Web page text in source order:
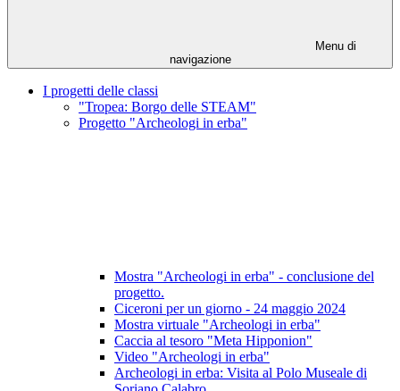
Menu di
navigazione
I progetti delle classi
"Tropea: Borgo delle STEAM"
Progetto "Archeologi in erba"
Mostra "Archeologi in erba" - conclusione del
progetto.
Ciceroni per un giorno - 24 maggio 2024
Mostra virtuale "Archeologi in erba"
Caccia al tesoro "Meta Hipponion"
Video "Archeologi in erba"
Archeologi in erba: Visita al Polo Museale di